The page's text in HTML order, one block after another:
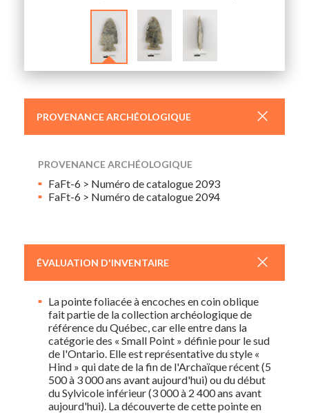
PROVENANCE ARCHÉOLOGIQUE +
PROVENANCE ARCHÉOLOGIQUE
FaFt-6 > Numéro de catalogue 2093
FaFt-6 > Numéro de catalogue 2094
ÉVALUATION D'INVENTAIRE +
La pointe foliacée à encoches en coin oblique
fait partie de la collection archéologique de
référence du Québec, car elle entre dans la
catégorie des « Small Point » définie pour le sud
de l'Ontario. Elle est représentative du style «
Hind » qui date de la fin de l'Archaïque récent (5
500 à 3 000 ans avant aujourd'hui) ou du début
du Sylvicole inférieur (3 000 à 2 400 ans avant
aujourd'hui). La découverte de cette pointe en